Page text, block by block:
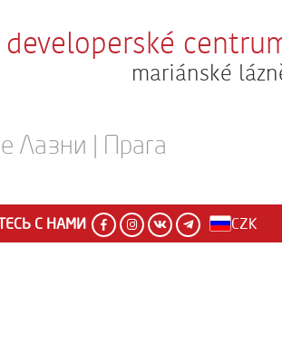
developerské
mariánské
Лазни | Прага
С НАМИ CZK